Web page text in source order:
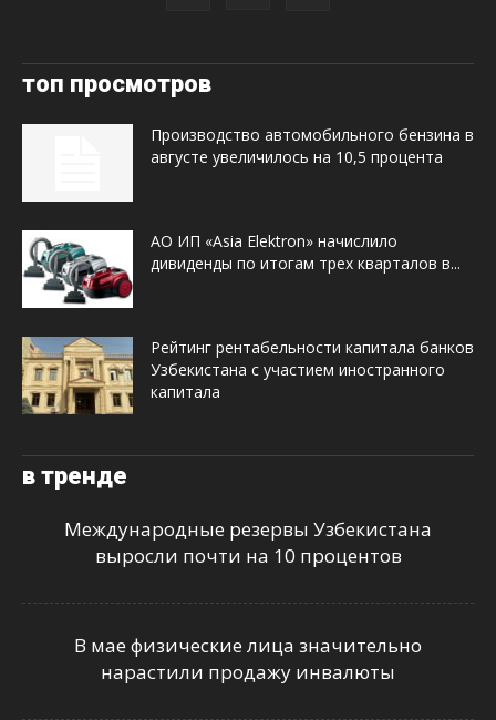
топ просмотров
Производство автомобильного бензина в
августе увеличилось на 10,5 процента
АО ИП «Asia Elektron» начислило
дивиденды по итогам трех кварталов в...
Рейтинг рентабельности капитала банков
Узбекистана с участием иностранного
капитала
в тренде
Международные резервы Узбекистана
выросли почти на 10 процентов
В мае физические лица значительно
нарастили продажу инвалюты